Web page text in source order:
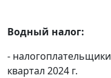
Водный налог:
- налогоплательщики
квартал 2024 г.